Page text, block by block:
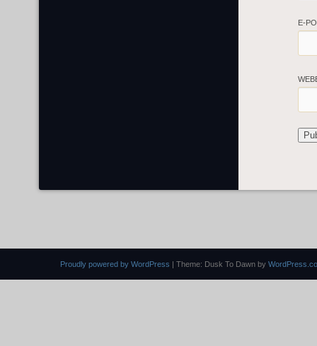
E-
Proudly powered by WordPress Theme: Dusk To Dawn by